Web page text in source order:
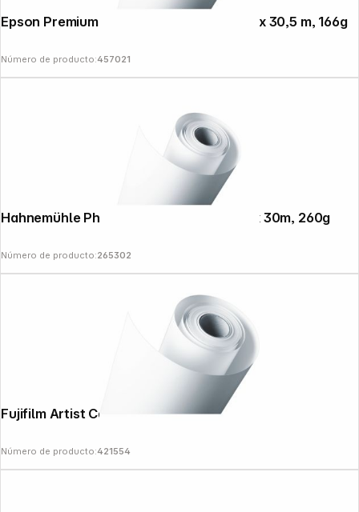
Epson Premium Glossy Papel foto 61 cm x 30,5 m, 166g
Número de producto:457021
Hahnemühle Photo Luster 43,2cm (17") x 30m, 260g
Número de producto:265302
Fujifilm Artist Canvas 915 mm 12 m 340 g
Número de producto:421554